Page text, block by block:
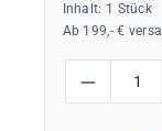
Inhalt: 1 Stück
Ab 199,- €